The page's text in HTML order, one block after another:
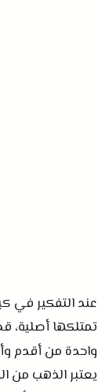
عند التفكير في
تمتلكها أصلية،
واحدة من أقدم
يعتبر الذهب من